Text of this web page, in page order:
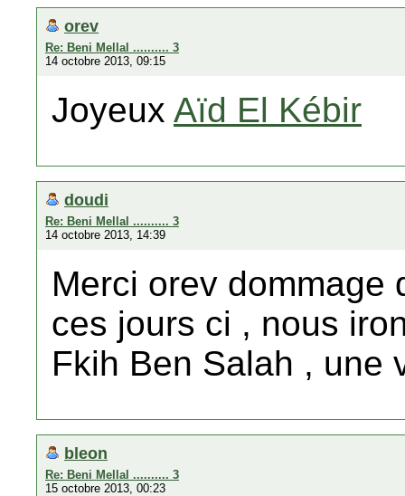
orev
Re: Beni Mellal .......... 3
14 octobre 2013, 09:15
Joyeux Aïd El Kébir
doudi
Re: Beni Mellal .......... 3
14 octobre 2013, 14:39
Merci orev dommage
ces jours ci , nous
Fkih Ben Salah , une
bleon
Re: Beni Mellal .......... 3
15 octobre 2013, 00:23